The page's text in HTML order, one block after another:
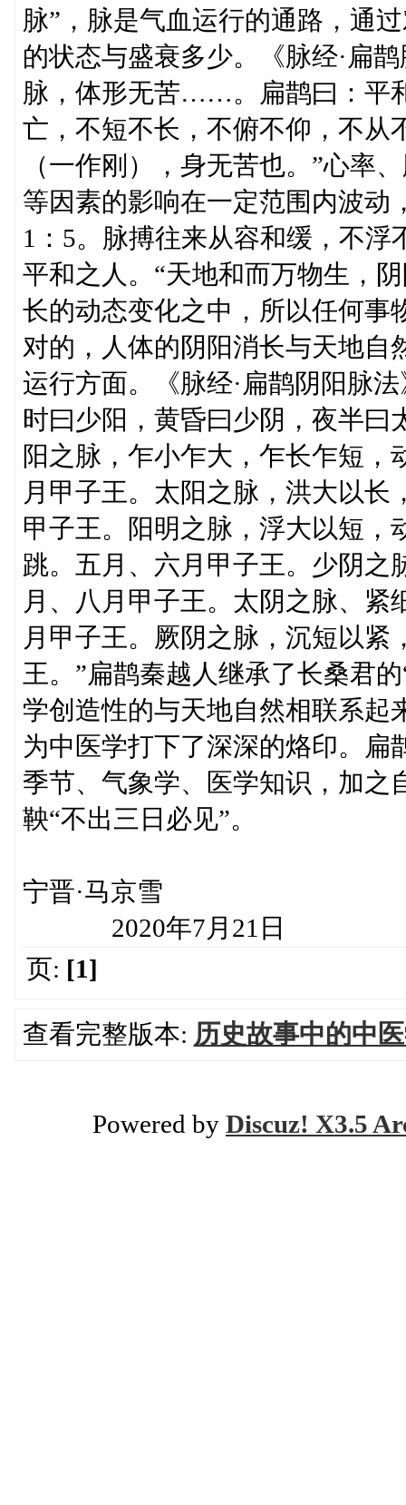
脉”，脉是气血运行的通路，通
的状态与盛衰多少。《脉经·扁
脉，体形无苦……。扁鹊曰：平
亡，不短不长，不俯不仰，不从
（一作刚），身无苦也。”心率
等因素的影响在一定范围内波
1：5。脉搏往来从容和缓，不
平和之人。“天地和而万物生，
长的动态变化之中，所以任何事
对的，人体的阴阳消长与天地自
运行方面。《脉经·扁鹊阴阳脉
时曰少阳，黄昏曰少阴，夜半曰
阳之脉，乍小乍大，乍长乍短
月甲子王。太阳之脉，洪大以
甲子王。阳明之脉，浮大以短，
跳。五月、六月甲子王。少阴之
月、八月甲子王。太阴之脉、
月甲子王。厥阴之脉，沉短以
王。”扁鹊秦越人继承了长桑君
学创造性的与天地自然相联系起
为中医学打下了深深的烙印。扁
季节、气象学、医学知识，加之
鞅“不出三日必见”。
宁晋
2020年7月21日
页: [1]
查看完整版本: 历史故事中的中
Powered by Discuz! X3.5